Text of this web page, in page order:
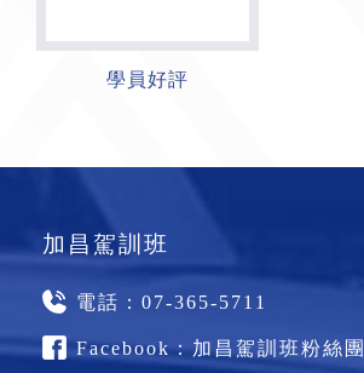
學員好評
加昌駕訓班
電話： 07-365-5711
Facebook：加昌駕訓班粉絲團